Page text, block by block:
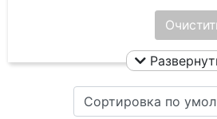
Ничего не
Цена:
Кол. комнат:
Сортировка по